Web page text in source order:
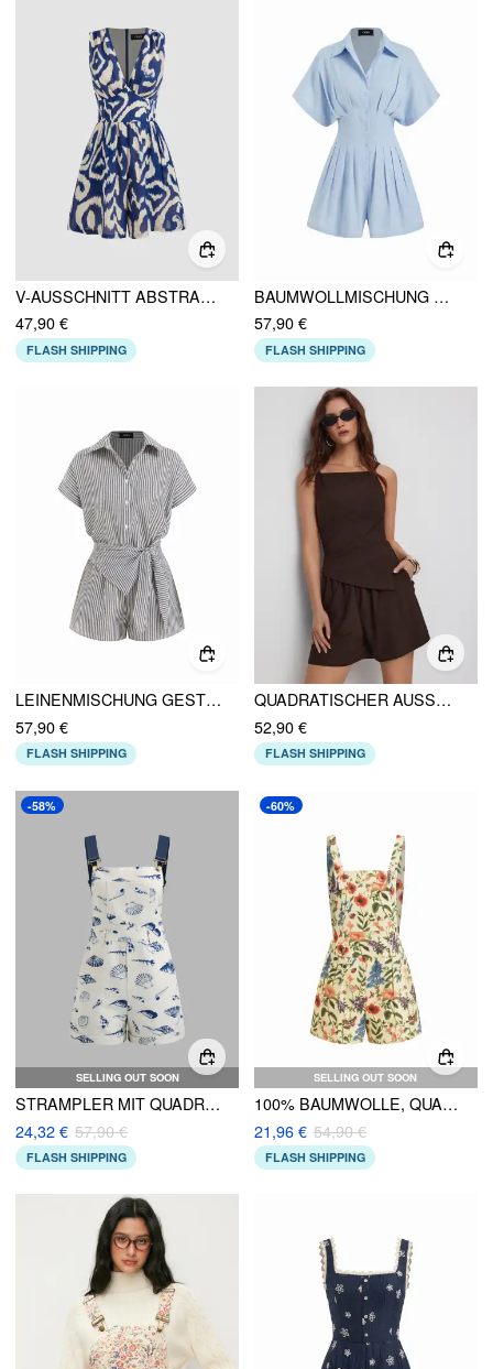
V-AUSSCHNITT ABSTRAKT TASCHE REISSVERSCHLUSS STRAMPLER
47,90 €
FLASH SHIPPING
BAUMWOLLMISCHUNG MID RISE BATWING ÄRMEL RAFFUNG STRAMPLER
57,90 €
FLASH SHIPPING
LEINENMISCHUNG GESTREIFTER KRAGEN VERDREHKNOTEN MITTELHÖHE STRAMPLER
57,90 €
FLASH SHIPPING
QUADRATISCHER AUSSCHNITT REISSVERSCHLUSS GESÄSSTASCHE STRAMPLER
52,90 €
FLASH SHIPPING
SELLING OUT SOON
-58%
STRAMPLER MIT QUADRATISCHEM HALSRAND, MUSCHELGRAFIK UND TASCHE
24,32 € 57,90 €
FLASH SHIPPING
SELLING OUT SOON
-60%
100% BAUMWOLLE, QUADRATISCHER HALS, BLUMENMUSTER STRAMPLER
21,96 € 54,90 €
FLASH SHIPPING